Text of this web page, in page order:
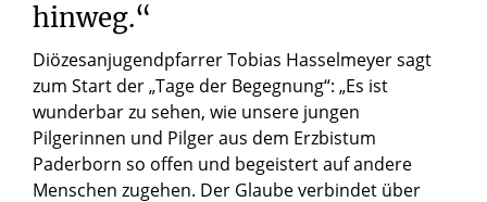
hinweg.“
Diözesanjugendpfarrer Tobias Hasselmeyer sagt
zum Start der „Tage der Begegnung“: „Es ist
wunderbar zu sehen, wie unsere jungen
Pilgerinnen und Pilger aus dem Erzbistum
Paderborn so offen und begeistert auf andere
Menschen zugehen. Der Glaube verbindet über